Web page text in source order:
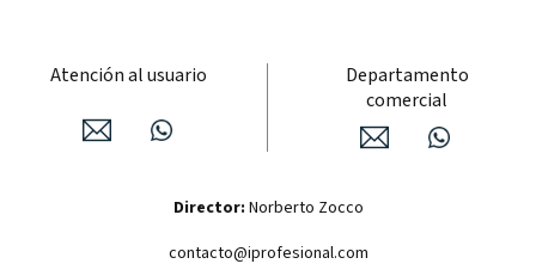
Atención al usuario
Departamento
comercial
Director: Norberto Zocco
contacto@iprofesional.com